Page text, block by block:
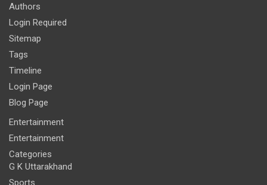
Authors
Login Required
Sitemap
Tags
Timeline
Login Page
Blog Page
Entertainment
Entertainment
Categories
G K Uttarakhand
Sports